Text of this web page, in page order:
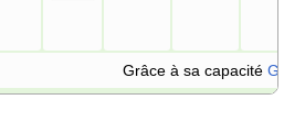
Grâce à sa capacité